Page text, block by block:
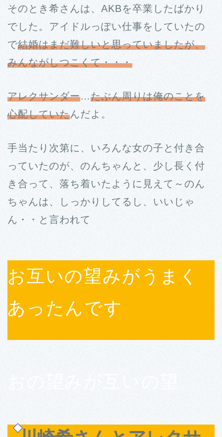
そのとき希さんは、AKBを卒業したばかり
でした。アイドルっぽい仕事をしていたの
で結婚はまだ難しいと思っていましたが、
みんながしつこくて・・・
アレクサンダー…たぶん周りは俺のことを
心配していたんだよ。
手当たり次第に、いろんな女の子と付き合
っていたのが、のんちゃんと、少し長く付
き合って、落ち着いたように見えて～のん
ちゃんは、しっかりしてるし、いいじゃ
ん・・と言われて
お互いの望みがうまく
あったんです